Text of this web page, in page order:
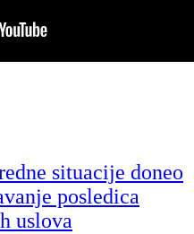
situacije doneo
posledica
uslova